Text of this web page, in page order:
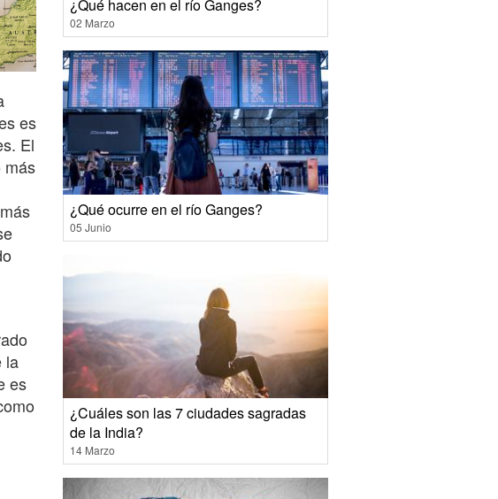
es
El
más
la
es
¿Qué hacen en el río Ganges?
02 Marzo
¿Qué ocurre en el río Ganges?
05 Junio
¿Cuáles son las 7 ciudades sagradas
de la India?
14 Marzo